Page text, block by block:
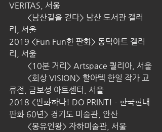
VERITAS, 서울
<남산길을 걷다> 남산 도서관 갤러
리, 서울
2019 <Fun Fun한 판화> 동덕아트 갤러
리, 서울
<10분 거리> Artspace 퀄리아, 서울
<회상 VISION> 할아텍 한일 작가 교
류전, 금보성 아트센터, 서울
2018 <판화하다! DO PRINT! - 한국현대
판화 60년> 경기도 미술관, 안산
<몽유인왕> 자하미술관, 서울